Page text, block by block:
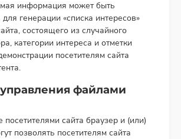
информация может быть
генерации «списка интересов»
состоящего из случайного
категории интереса и отметки
посетителям сайта
файлами
сайта браузер и (или)
позволять посетителям сайта